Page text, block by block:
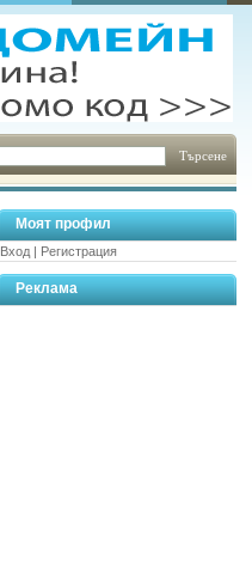
Моят профил
Вход | Регистрация
Реклама